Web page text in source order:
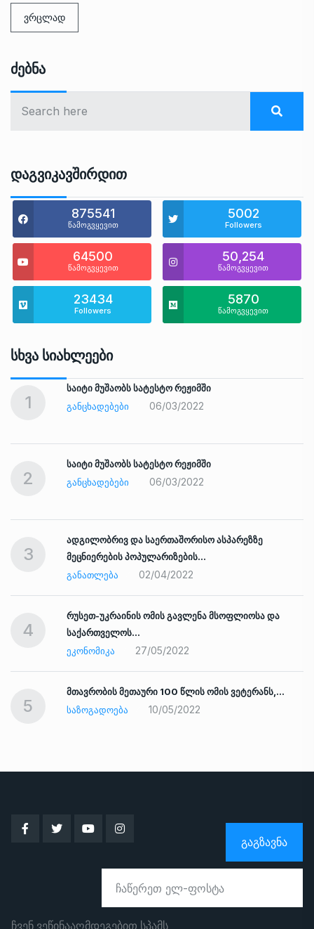
ვრცლად
Ძებნა
Დაგვიკავშირდით
875541
წამოგვყევით
5002
Followers
64500
წამოგვყევით
50,254
წამოგვყევით
23434
Followers
5870
წამოგვყევით
Სხვა Სიახლეები
1
საიტი მუშაობს სატესტო რეჟიმში
ᲒᲐᲜᲪᲮᲐᲓᲔᲑᲔᲑᲘ
06/03/2022
2
საიტი მუშაობს სატესტო რეჟიმში
ᲒᲐᲜᲪᲮᲐᲓᲔᲑᲔᲑᲘ
06/03/2022
3
ადგილობრივ და საერთაშორისო ასპარეზზე
მეცნიერების პოპულარიზების…
ᲒᲐᲜᲐᲗᲚᲔᲑᲐ
02/04/2022
4
რუსეთ-უკრაინის ომის გავლენა მსოფლიოსა და
საქართველოს…
ᲔᲙᲝᲜᲝᲛᲘᲙᲐ
27/05/2022
5
მთავრობის მეთაური 100 წლის ომის ვეტერანს,…
ᲡᲐᲖᲝᲒᲐᲓᲝᲔᲑᲐ
10/05/2022
ᲒᲐᲒᲖᲐᲕᲜᲐ